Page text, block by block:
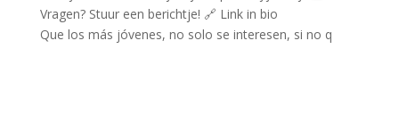
Que los más jóvenes, no solo se interesen, si no q